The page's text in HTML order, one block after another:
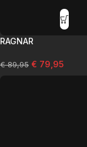
RAGNAR
€89,95 € 79,95